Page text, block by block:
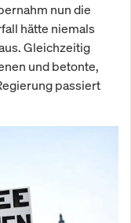
nun die
hätte niemals
Gleichzeitig
und betonte,
passiert